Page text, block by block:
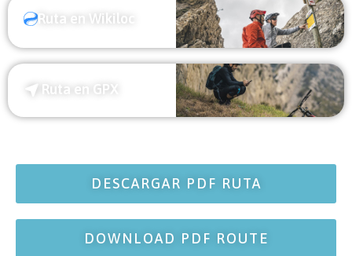
Ruta en Wikiloc
Ruta en GPX
DESCARGAR PDF RUTA
DOWNLOAD PDF ROUTE